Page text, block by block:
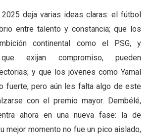
2025 deja varias ideas claras: el fútbol
entre talento y constancia; que los
continental como el PSG, y
que exijan compromiso, pueden
y que los jóvenes como Yamal
fuerte, pero aún les falta algo de este
con el premio mayor. Dembélé,
ahora en una nueva fase: la de
mejor momento no fue un pico aislado,